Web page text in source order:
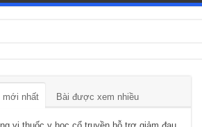
mới nhất Bài được xem nhiều